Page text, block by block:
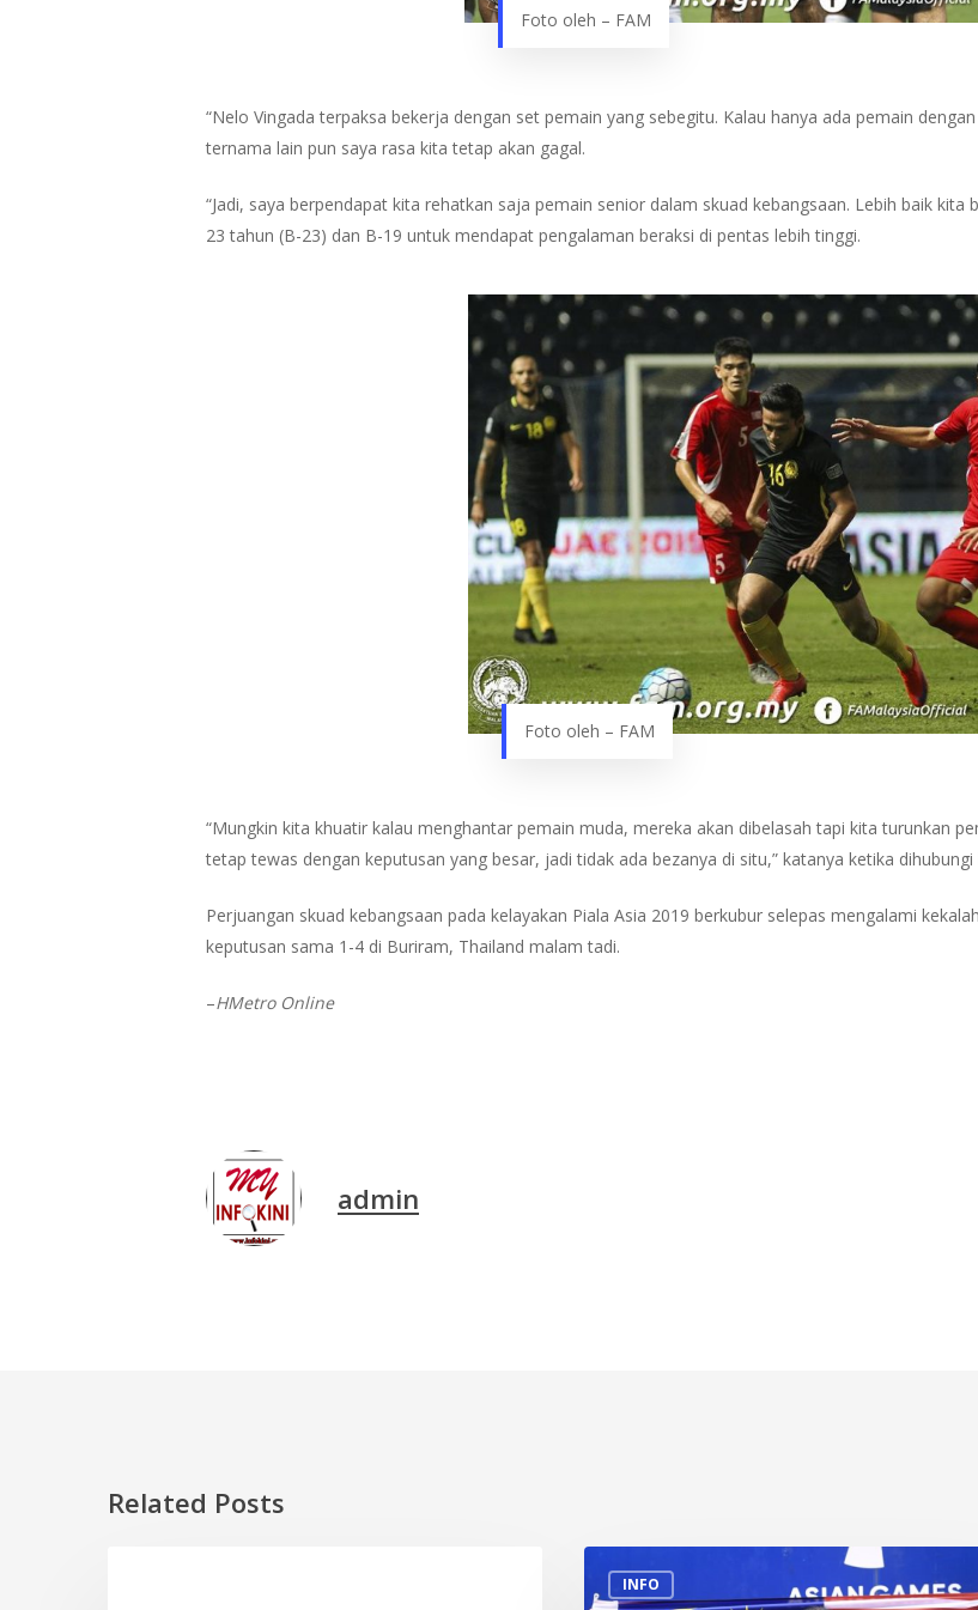
Foto oleh – FAM
“Nelo Vingada terpaksa bekerja dengan set pemain yang sebegitu. Kalau hanya ada pemain
ternama lain pun saya rasa kita tetap akan gagal.
“Jadi, saya berpendapat kita rehatkan saja pemain senior dalam skuad kebangsaan. Lebih baik
23 tahun (B-23) dan B-19 untuk mendapat pengalaman beraksi di pentas lebih tinggi.
Foto oleh – FAM
“Mungkin kita khuatir kalau menghantar pemain muda, mereka akan dibelasah tapi kita turunkan
tetap tewas dengan keputusan yang besar, jadi tidak ada bezanya di situ,” katanya ketika dihubungi
Perjuangan skuad kebangsaan pada kelayakan Piala Asia 2019 berkubur selepas mengalami
keputusan sama 1-4 di Buriram, Thailand malam tadi.
–HMetro Online
admin
Related Posts
INFO
Datuk